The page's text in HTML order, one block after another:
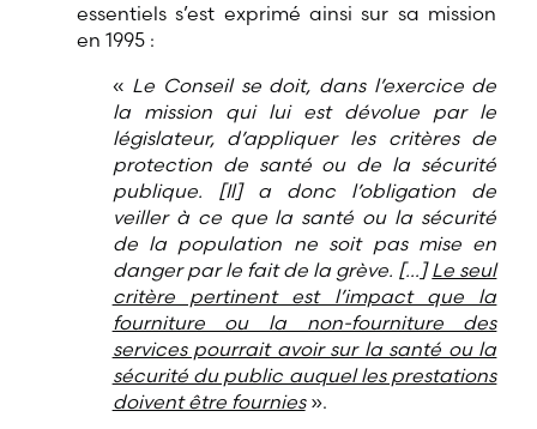
essentiels s’est exprimé ainsi sur sa mission
en 1995 :
« Le Conseil se doit, dans l’exercice de
la mission qui lui est dévolue par le
législateur, d’appliquer les critères de
protection de santé ou de la sécurité
publique. [Il]a donc l’obligation de
veiller à ce que la santé ou la sécurité
de la population ne soit pas mise en
danger par le fait de la grève. […] Le seul
critère pertinent est l’impact que la
fourniture ou la non-fourniture des
services pourrait avoir sur la santé ou la
sécurité du public auquel les prestations
doivent être fournies».